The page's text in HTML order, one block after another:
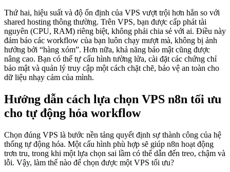
Thứ hai, hiệu suất và độ ổn định của VPS vượt trội hơn hẳn so với
shared hosting thông thường. Trên VPS, bạn được cấp phát tài
nguyên (CPU, RAM) riêng biệt, không phải chia sẻ với ai. Điều này
đảm bảo các workflow của bạn luôn chạy mượt mà, không bị ảnh
hưởng bởi “hàng xóm”. Hơn nữa, khả năng bảo mật cũng được
nâng cao. Bạn có thể tự cấu hình tường lửa, cài đặt các chứng chỉ
bảo mật và quản lý truy cập một cách chặt chẽ, bảo vệ an toàn cho
dữ liệu nhạy cảm của mình.
Hướng dẫn cách lựa chọn VPS n8n tối ưu
cho tự động hóa workflow
Chọn đúng VPS là bước nền tảng quyết định sự thành công của hệ
thống tự động hóa. Một cấu hình phù hợp sẽ giúp n8n hoạt động
trơn tru, trong khi một lựa chọn sai lầm có thể dẫn đến treo, chậm và
lỗi. Vậy, làm thế nào để chọn được một VPS tối ưu?